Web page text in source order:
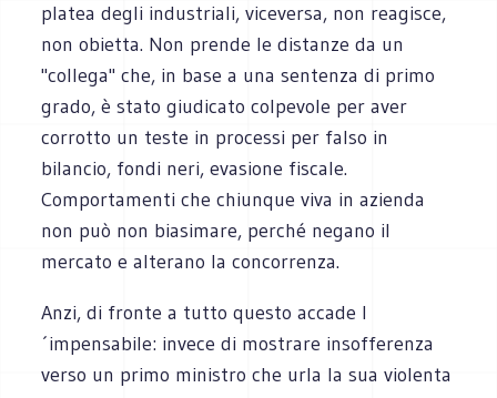
platea degli industriali, viceversa, non reagisce,
non obietta. Non prende le distanze da un
"collega" che, in base a una sentenza di primo
grado, è stato giudicato colpevole per aver
corrotto un teste in processi per falso in
bilancio, fondi neri, evasione fiscale.
Comportamenti che chiunque viva in azienda
non può non biasimare, perché negano il
mercato e alterano la concorrenza.
Anzi, di fronte a tutto questo accade l
´impensabile: invece di mostrare insofferenza
verso un primo ministro che urla la sua violenta